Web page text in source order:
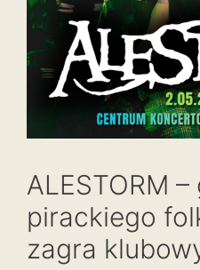
ALESTORM
pirackiego
zagra